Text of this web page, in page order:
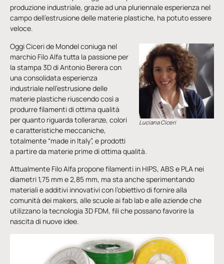
produzione industriale, grazie ad una pluriennale esperienza nel
campo dell’estrusione delle materie plastiche, ha potuto essere
veloce.
Luciana Ciceri
Oggi Ciceri de Mondel coniuga nel
marchio Filo Alfa tutta la passione per
la stampa 3D di Antonio Berera con
una consolidata esperienza
industriale nell’estrusione delle
materie plastiche riuscendo così a
produrre filamenti di ottima qualità
per quanto riguarda tolleranze, colori
e caratteristiche meccaniche,
totalmente “made in Italy”, e prodotti
a partire da materie prime di ottima qualità.
Attualmente Filo Alfa propone filamenti in HIPS, ABS e PLA nei
diametri 1,75 mm e 2,85 mm, ma sta anche sperimentando
materiali e additivi innovativi con l’obiettivo di fornire alla
comunità dei makers, alle scuole ai fab lab e alle aziende che
utilizzano la tecnologia 3D FDM, fili che possano favorire la
nascita di nuove idee.